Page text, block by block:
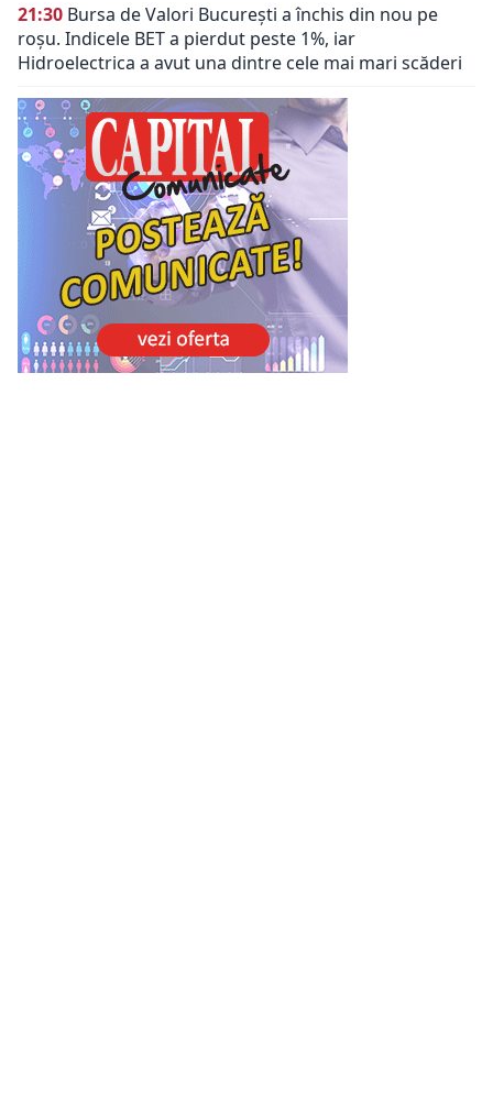
21:30 Bursa de Valori București a închis din nou pe
roșu. Indicele BET a pierdut peste 1%, iar
Hidroelectrica a avut una dintre cele mai mari scăderi